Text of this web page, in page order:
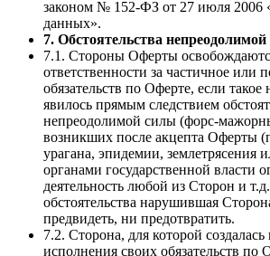
законом № 152-ФЗ от 27 июля 2006
данных».
7. Обстоятельства
7.1. Стороны Оферты
ответственности за частичное или
обязательств по Оферте, если
явилось прямым следствием
непреодолимой силы (форс-
возникших после акцепта Оферты
урагана, эпидемии, землетрясения
органами государственной власти
деятельность любой из Сторон и
обстоятельства нарушившая
предвидеть, ни предотвратить.
7.2. Сторона, для которой
исполнения своих обязательств по